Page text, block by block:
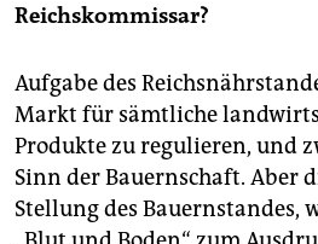
Reichskommissar?
Aufgabe des
Markt für sämtliche
Produkte zu regulieren, und
Sinn der Bauernschaft. Aber
Stellung des Bauernstandes,